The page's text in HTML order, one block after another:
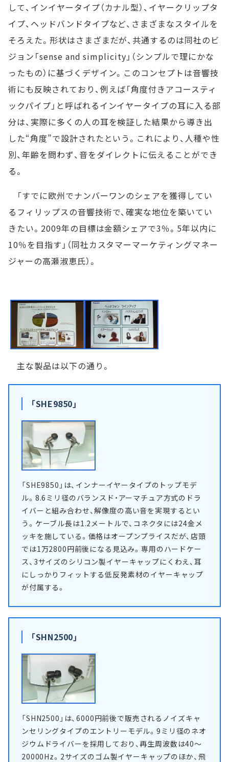
して、インイヤータイプ（カナル型）、イヤークリップタ
イプ、ヘッドバンドタイプなど、さまざまなスタイルを
そろえた。形状はさまざまだが、共通するのは同社のビ
ジョン「sense and simplicity」（シンプルで理にかな
ったもの）に基づくデザイン。このコンセプトは音響技
術にも反映されており、例えば「角度付きアコースティ
ックパイプ」と呼ばれるインイヤータイプの耳に入る部
分は、実際に多くの人の耳を検証した結果から導き出
した“角度”で設計されたという。これにより、人種や性
別、年齢を問わず、音をダイレクトに伝えることができ
る。
「すでに欧州でナンバーワンのシェアを獲得してい
るフィリップスの音響技術で、確実な地位を築いてい
きたい。2009年の目標は金額シェアで3％。5年以内に
10％を目指す」（同社カスタマーマーケティングマネー
ジャーの高瀬淑恵氏）。
主な製品は以下の通り。
「SHE9850」
「SHE9850」は、インナーイヤータイプのトップモデ
ル。8.6ミリ径のバランスド・アーマチュア方式のドラ
イバーと組み合わせ、解像度の高い音を実現するとい
う。ケーブル長は1.2メートルで、コネクタには24金メ
ッキを施している。価格はオープンプライスだが、店頭
では1万2800円前後になる見込み。専用のハードケー
ス、3サイズのシリコン製イヤーキャップにくわえ、耳
にしっかりフィットする低反発素材のイヤーキャップ
が付属する。
「SHN2500」
「SHN2500」は、6000円前後で販売されるノイズキャ
ンセリングタイプのエントリーモデル。9ミリ径のネオ
ジウムドライバーを採用しており、再生周波数は40～
20000Hz。2サイズのゴム製イヤーキャップのほか、飛